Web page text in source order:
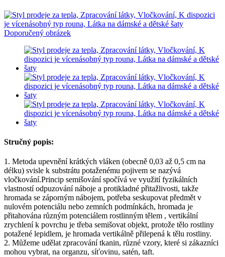
Stručný popis:
1. Metoda upevnění krátkých vláken (obecně 0,03 až 0,5 cm na
délku) svisle k substrátu potaženému pojivem se nazývá
vločkování.Princip semišování spočívá ve využití fyzikálních
vlastností odpuzování náboje a protikladné přitažlivosti, takže
hromada se záporným nábojem, potřeba seskupovat předmět v
nulovém potenciálu nebo zemních podmínkách, hromada je
přitahována různým potenciálem rostlinným tělem , vertikální
zrychlení k povrchu je třeba semišovat objekt, protože tělo rostliny
potažené lepidlem, je hromada vertikálně přilepená k tělu rostliny.
2. Můžeme udělat zpracování tkanin, různé vzory, které si zákazníci
mohou vybrat, na organzu, síťovinu, satén, taft.